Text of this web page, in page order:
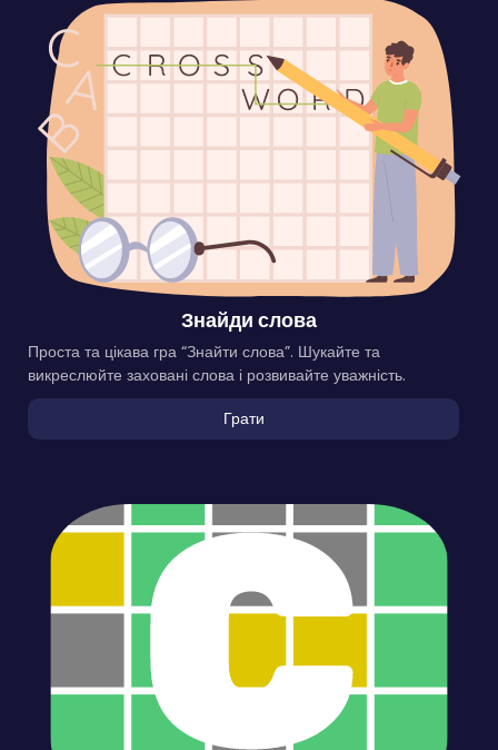
Знайди слова
Проста та цікава гра “Знайти слова”. Шукайте та
викреслюйте заховані слова і розвивайте уважність.
Грати